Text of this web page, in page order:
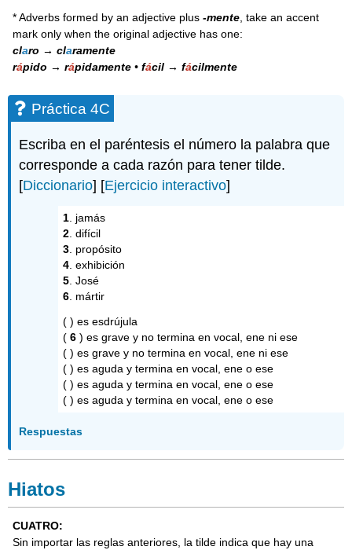
* Adverbs formed by an adjective plus-mente, take an accent
mark only when the original adjective has one:
claro → claramente
rápido → rápidamente• fácil → fácilmente
Práctica 4C
Escriba en el paréntesis el número la palabra que
corresponde a cada razón para tener tilde.
[Diccionario] [Ejercicio interactivo]
1. jamás
2. difícil
3. propósito
4. exhibición
5. José
6. mártir
( ) es esdrújula
(6 ) es grave y no termina en vocal, ene ni ese
( ) es grave y no termina en vocal, ene ni ese
( ) es aguda y termina en vocal, ene o ese
( ) es aguda y termina en vocal, ene o ese
( ) es aguda y termina en vocal, ene o ese
Respuestas
Hiatos
CUATRO:
Sin importar las reglas anteriores, la tilde indica que hay una